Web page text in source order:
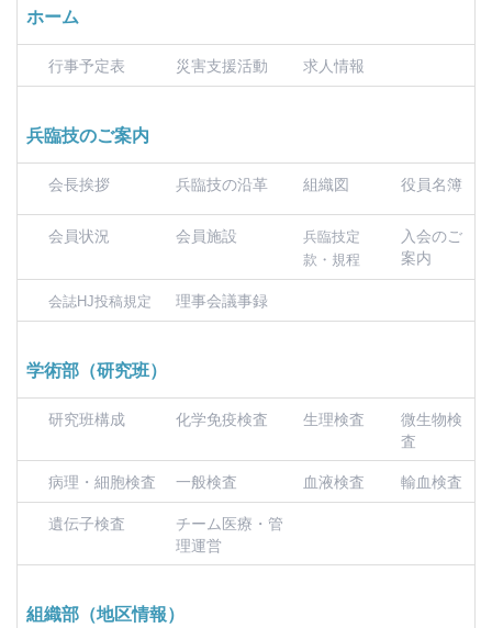
ホーム
行事予定表 災害支援活動 求人情報
兵臨技のご案内
会長挨拶 兵臨技の沿革 組織図 役員名簿
会員状況 会員施設
兵臨技定
款・規程
入会のご
案内
会誌HJ投稿規定 理事会議事録
学術部（研究班）
研究班構成 化学免疫検査 生理検査
微生物検
査
病理・細胞検査
一般検査 血液検査
輸血検査
遺伝子検査
チーム医療・管
理運営
組織部（地区情報）